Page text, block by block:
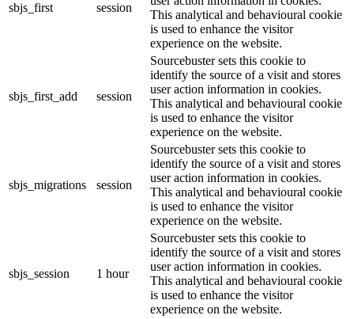
sbjs_first session
This analytical and behavioural cookie
is used to enhance the visitor
experience on the website.
sbjs_first_add session
Sourcebuster sets this cookie to
identify the source of a visit and stores
user action information in cookies.
This analytical and behavioural cookie
is used to enhance the visitor
experience on the website.
sbjs_migrations session
Sourcebuster sets this cookie to
identify the source of a visit and stores
user action information in cookies.
This analytical and behavioural cookie
is used to enhance the visitor
experience on the website.
sbjs_session 1 hour
Sourcebuster sets this cookie to
identify the source of a visit and stores
user action information in cookies.
This analytical and behavioural cookie
is used to enhance the visitor
experience on the website.